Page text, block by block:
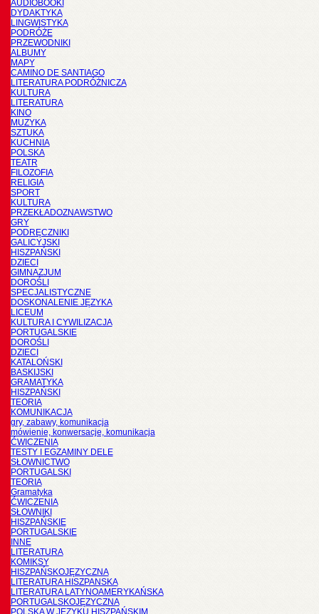
AUDIOBOOKI
DYDAKTYKA
LINGWISTYKA
PODRÓŻE
PRZEWODNIKI
ALBUMY
MAPY
CAMINO DE SANTIAGO
LITERATURA PODRÓŻNICZA
KULTURA
LITERATURA
KINO
MUZYKA
SZTUKA
KUCHNIA
POLSKA
TEATR
FILOZOFIA
RELIGIA
SPORT
KULTURA
PRZEKŁADOZNAWSTWO
GRY
PODRĘCZNIKI
GALICYJSKI
HISZPAŃSKI
DZIECI
GIMNAZJUM
DOROŚLI
SPECJALISTYCZNE
DOSKONALENIE JĘZYKA
LICEUM
KULTURA I CYWILIZACJA
PORTUGALSKIE
DOROŚLI
DZIECI
KATALOŃSKI
BASKIJSKI
GRAMATYKA
HISZPAŃSKI
TEORIA
KOMUNIKACJA
gry, zabawy, komunikacja
mówienie, konwersacje, komunikacja
ĆWICZENIA
TESTY I EGZAMINY DELE
SŁOWNICTWO
PORTUGALSKI
TEORIA
Gramatyka
ĆWICZENIA
SŁOWNIKI
HISZPAŃSKIE
PORTUGALSKIE
INNE
LITERATURA
KOMIKSY
HISZPAŃSKOJĘZYCZNA
LITERATURA HISZPANSKA
LITERATURA LATYNOAMERYKAŃSKA
PORTUGALSKOJĘZYCZNA
POLSKA W JĘZYKU HISZPAŃSKIM